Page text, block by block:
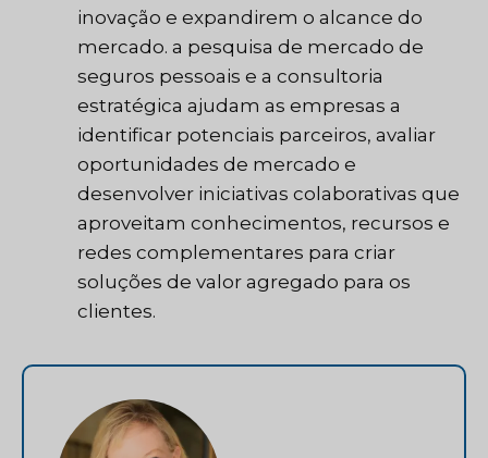
inovação e expandirem o alcance do
mercado. a pesquisa de mercado de
seguros pessoais e a consultoria
estratégica ajudam as empresas a
identificar potenciais parceiros, avaliar
oportunidades de mercado e
desenvolver iniciativas colaborativas que
aproveitam conhecimentos, recursos e
redes complementares para criar
soluções de valor agregado para os
clientes.